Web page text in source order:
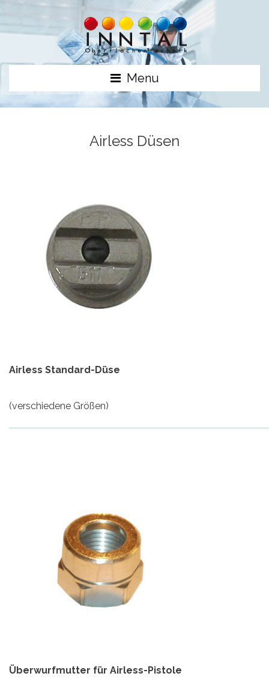
Menu
Airless Düsen
Airless Standard-Düse
(verschiedene Größen)
Überwurfmutter für Airless-Pistole